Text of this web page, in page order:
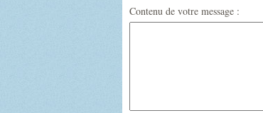
Contenu de votre message :